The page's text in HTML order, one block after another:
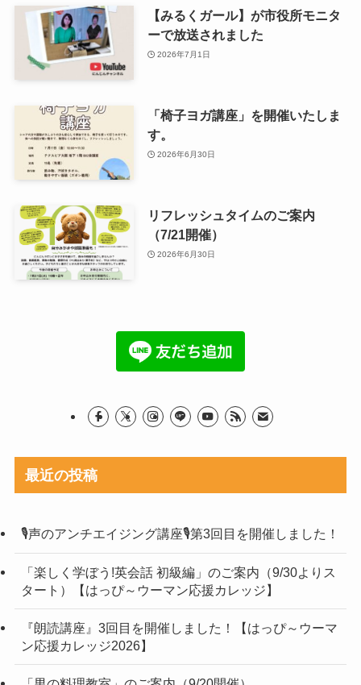
【みるくガール】が市役所モニタ
ーで放送されました
2026年7月1日
「椅子ヨガ講座」を開催いたしま
す。
2026年6月30日
リフレッシュタイムのご案内
（7/21開催）
2026年6月30日
最近の投稿
🎙声のアンチエイジング講座🎙第3回目を開催しました！
「楽しく学ぼう!英会話 初級編」のご案内（9/30よりス
タート）【はっぴ～ウーマン応援カレッジ】
『朗読講座』3回目を開催しました！【はっぴ～ウーマ
ン応援カレッジ2026】